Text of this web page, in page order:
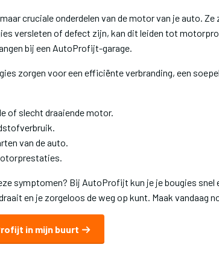
cruciale onderdelen van de motor van je auto.
versleten of defect zijn, kan dit leiden tot
bij een AutoProfijt-garage.
zorgen voor een efficiënte verbranding, een
of slecht draaiende motor.
van de auto.
symptomen? Bij AutoProfijt kun je je bougies
en je zorgeloos de weg op kunt. Maak vandaag
in mijn buurt